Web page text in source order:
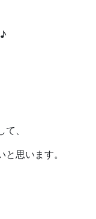
て、
思います。